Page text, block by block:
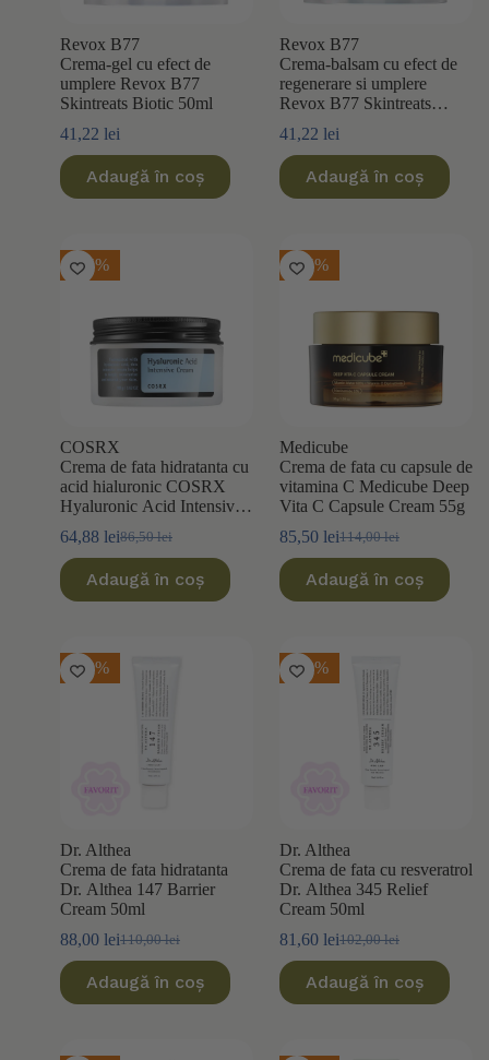
Revox B77
Crema-gel cu efect de
umplere Revox B77
Skintreats Biotic 50ml
41,22 lei
Adaugă în coș
Revox B77
Crema-balsam cu efect de
regenerare si umplere
Revox B77 Skintreats
41,22 lei
Adaugă în coș
-25%
COSRX
Crema de fata hidratanta cu
acid hialuronic COSRX
Hyaluronic Acid Intensive
86,50lei
Prețul
a
fost:
64,88 leiPrețul
este:
64,88 lei.
Adaugă în coș
-25%
Medicube
Crema de fata cu capsule de
vitamina C Medicube Deep
Vita C Capsule Cream 55g
114,00lei
Prețul
a
fost:
85,50 leiPrețul
este:
85,50 lei.
Adaugă în coș
-20%
Dr. Althea
Crema de fata hidratanta
Dr. Althea 147 Barrier
Cream 50ml
110,00lei
Prețul
a
fost:
88,00 leiPrețul
este:
88,00 lei.
Adaugă în coș
-20%
Dr. Althea
Crema de fata cu resveratrol
Dr. Althea 345 Relief
Cream 50ml
102,00lei
Prețul
a
fost:
81,60 leiPrețul
este:
81,60 lei.
Adaugă în coș